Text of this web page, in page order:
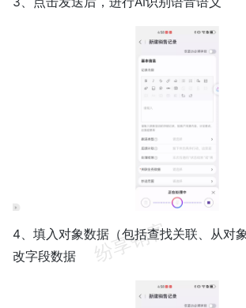
4、填入对象数据（包括查找关联、从对
改字段数据